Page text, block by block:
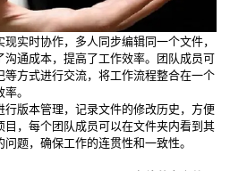
实时协作，多人同步编辑同一个文件，
通成本，提高了工作效率。团队成员可
方式进行交流，将工作流程整合在一个
。
版本管理，记录文件的修改历史，方便
，每个团队成员可以在文件夹内看到其
题，确保工作的连贯性和一致性。